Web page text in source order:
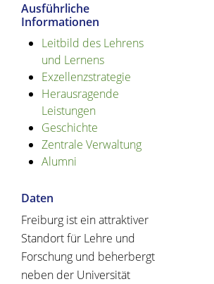
Ausführliche
Informationen
Leitbild des Lehrens
und Lernens
Exzellenzstrategie
Herausragende
Leistungen
Geschichte
Zentrale Verwaltung
Alumni
Daten
Freiburg ist ein attraktiver
Standort für Lehre und
Forschung und beherbergt
neben der Universität